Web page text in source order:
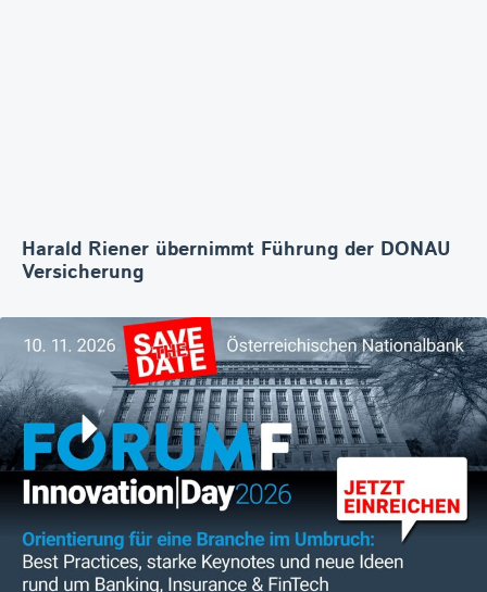
Harald Riener übernimmt Führung der DONAU
Versicherung